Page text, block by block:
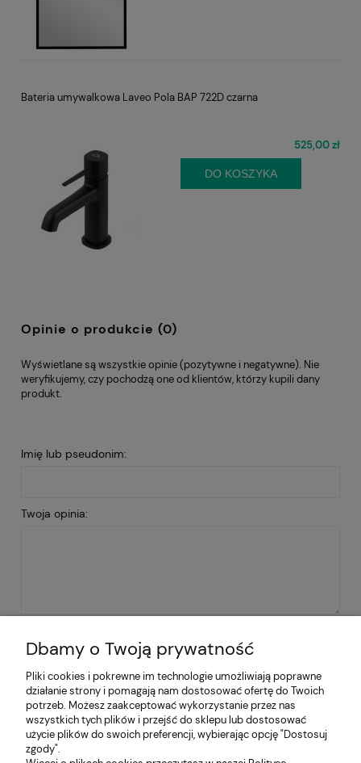
Bateria umywalkowa Laveo Pola BAP 722D czarna
525,00 zł
DO KOSZYKA
Opinie o produkcie (0)
Wyświetlane są wszystkie opinie (pozytywne i negatywne). Nie
weryfikujemy, czy pochodzą one od klientów, którzy kupili dany
produkt.
Imię lub pseudonim:
Twoja opinia:
Pomoc
Moje konto
Dbamy o Twoją prywatność
Pliki cookies i pokrewne im technologie umożliwiają poprawne
działanie strony i pomagają nam dostosować ofertę do Twoich
potrzeb. Możesz zaakceptować wykorzystanie przez nas
wszystkich tych plików i przejść do sklepu lub dostosować
użycie plików do swoich preferencji, wybierając opcję "Dostosuj
zgody".